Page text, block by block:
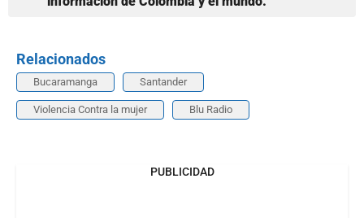
Relacionados
Bucaramanga Santander
Violencia Contra la mujer Blu Radio
PUBLICIDAD